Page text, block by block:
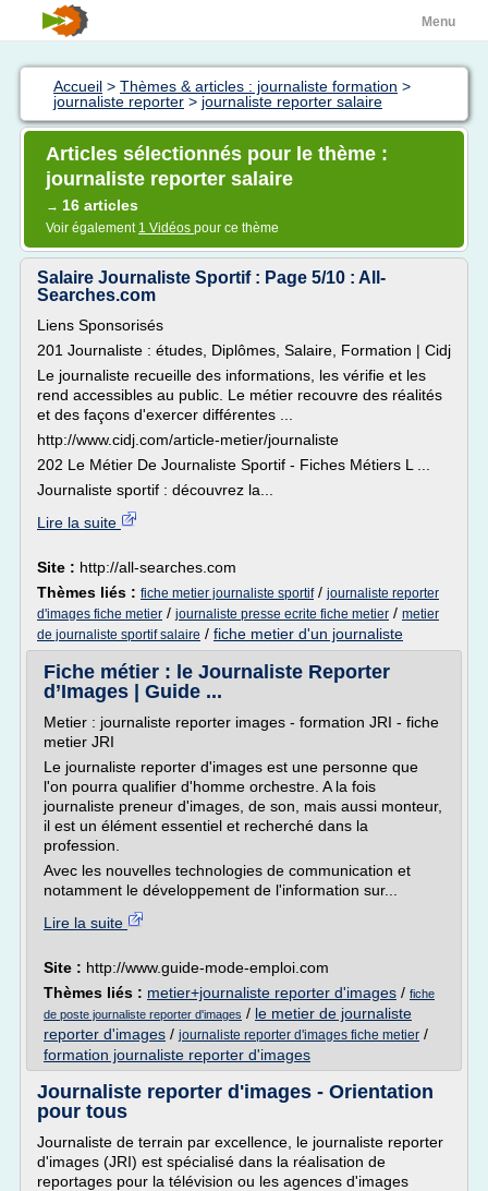
Menu
Accueil > Thèmes & articles : journaliste formation >
journaliste reporter > journaliste reporter salaire
Articles sélectionnés pour le thème :
journaliste reporter salaire
→ 16 articles
Voir également 1 Vidéos pour ce thème
Salaire Journaliste Sportif : Page 5/10 : All-
Searches.com
Liens Sponsorisés
201 Journaliste : études, Diplômes, Salaire, Formation | Cidj
Le journaliste recueille des informations, les vérifie et les
rend accessibles au public. Le métier recouvre des réalités
et des façons d'exercer différentes ...
http://www.cidj.com/article-metier/journaliste
202 Le Métier De Journaliste Sportif - Fiches Métiers L ...
Journaliste sportif : découvrez la...
Lire la suite
Site : http://all-searches.com
Thèmes liés : fiche metier journaliste sportif/ journaliste reporter
d'images fiche metier / journaliste presse ecrite fiche metier / metier
de journaliste sportif salaire / fiche metier d'un journaliste
Fiche métier : le Journaliste Reporter
d’Images | Guide ...
Metier : journaliste reporter images - formation JRI - fiche
metier JRI
Le journaliste reporter d'images est une personne que
l'on pourra qualifier d'homme orchestre. A la fois
journaliste preneur d'images, de son, mais aussi monteur,
il est un élément essentiel et recherché dans la
profession.
Avec les nouvelles technologies de communication et
notamment le développement de l'information sur...
Lire la suite
Site : http://www.guide-mode-emploi.com
Thèmes liés : metier+journaliste reporter d'images / fiche
de poste journaliste reporter d'images / le metier de journaliste
reporter d'images / journaliste reporter d'images fiche metier /
formation journaliste reporter d'images
Journaliste reporter d'images - Orientation
pour tous
Journaliste de terrain par excellence, le journaliste reporter
d'images (JRI) est spécialisé dans la réalisation de
reportages pour la télévision ou les agences d'images